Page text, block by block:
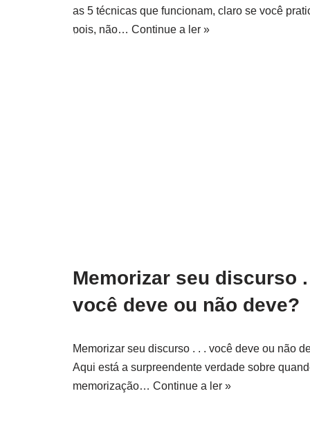
as 5 técnicas que funcionam, claro se você
pois, não… Continue a ler »
Memorizar seu discurso
você deve ou não deve?
Memorizar seu discurso . . . você deve ou não
Aqui está a surpreendente verdade sobre
memorização… Continue a ler »